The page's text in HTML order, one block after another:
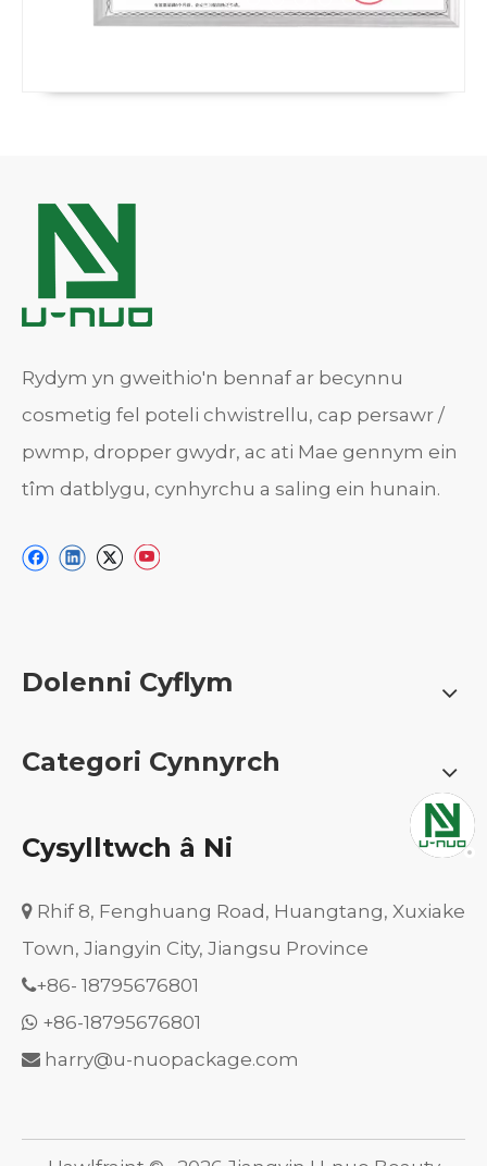
Rydym yn gweithio'n bennaf ar becynnu
cosmetig fel poteli chwistrellu, cap persawr /
pwmp, dropper gwydr, ac ati Mae gennym ein
tîm datblygu, cynhyrchu a saling ein hunain.
Dolenni Cyflym
Categori Cynnyrch
Cysylltwch â Ni
 Rhif 8, Fenghuang Road, Huangtang, Xuxiake
Town, Jiangyin City, Jiangsu Province
+86- 18795676801
 +86-18795676801
 harry@u-nuopackage.com